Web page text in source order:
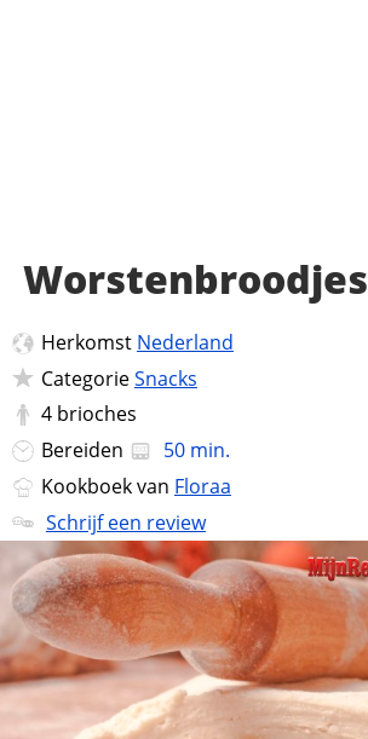
Worstenbroodjes
Herkomst Nederland
CategorieSnacks
4 brioches
Bereiden
50 min.
Kookboek van Floraa
Schrijf een review